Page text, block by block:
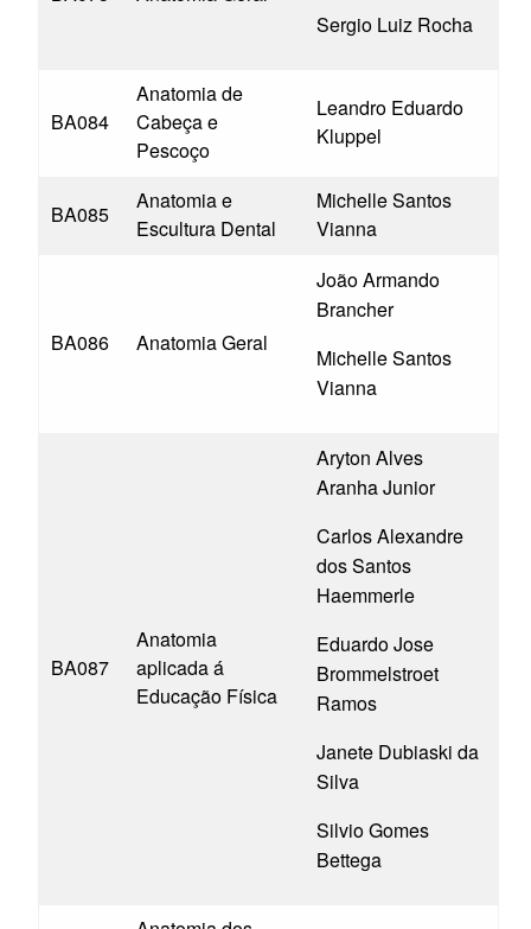
Sergio Luiz Rocha
BA084
Anatomia de
Cabeça e
Pescoço
Leandro Eduardo
Kluppel
BA085
Anatomia e
Escultura Dental
Michelle Santos
Vianna
BA086 Anatomia Geral
João Armando
Brancher
Michelle Santos
Vianna
BA087
Anatomia
aplicada á
Educação Física
Aryton Alves
Aranha Junior
Carlos Alexandre
dos Santos
Haemmerle
Eduardo Jose
Brommelstroet
Ramos
Janete Dubiaski da
Silva
Silvio Gomes
Bettega